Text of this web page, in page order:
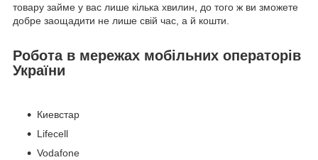
товару займе у вас лише кілька хвилин, до того ж ви зможете
добре заощадити не лише свій час, а й кошти.
Робота в мережах мобільних операторів
України
Киевстар
Lifecell
Vodafone